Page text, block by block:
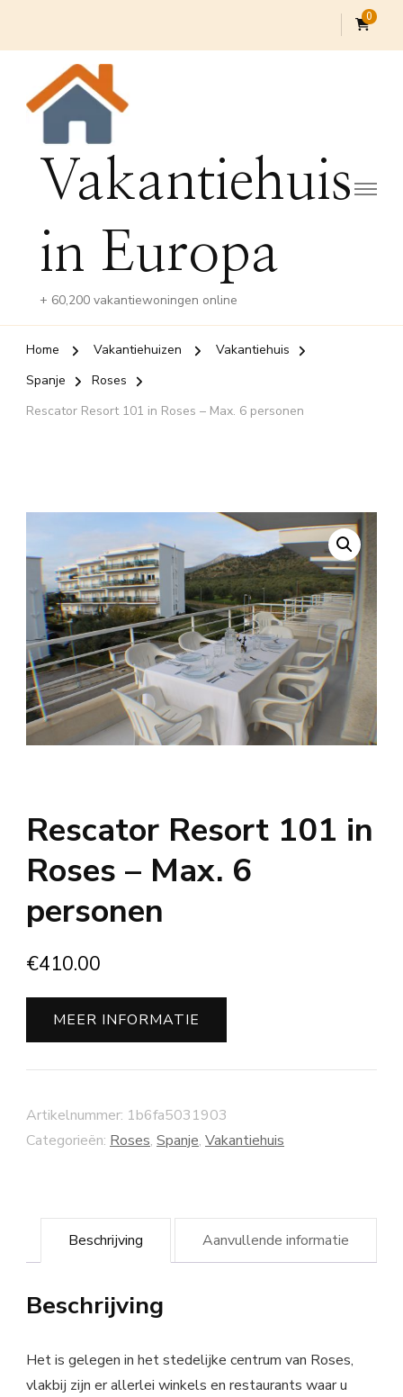
0
Vakantiehuis
in Europa
+ 60,200 vakantiewoningen online
Home Vakantiehuizen
Vakantiehuis
Spanje
Roses
Rescator Resort 101 in Roses – Max. 6 personen
Rescator Resort 101 in
Roses – Max. 6
personen
€410.00
MEER INFORMATIE
Artikelnummer: 1b6fa5031903
Categorieën: Roses, Spanje, Vakantiehuis
Beschrijving Aanvullende informatie
Beschrijving
Het is gelegen in het stedelijke centrum van Roses,
vlakbij zijn er allerlei winkels en restaurants waar u